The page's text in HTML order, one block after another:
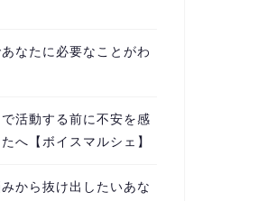
なたに必要なことがわ
活動する前に不安を感
へ【ボイスマルシェ】
から抜け出したいあな